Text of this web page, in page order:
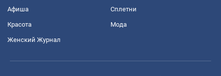
Афиша Сплетни
Красота Мода
Женский Журнал